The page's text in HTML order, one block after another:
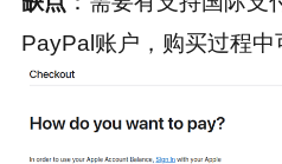
PayPal账户，购买过程中